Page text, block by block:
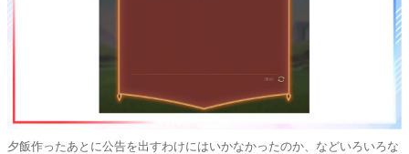
夕飯作ったあとに公告を出すわけにはいかなかったのか、などいろいろな